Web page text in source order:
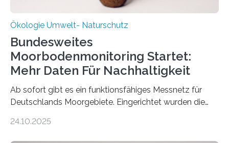
Ökologie Umwelt- Naturschutz
Bundesweites
Moorbodenmonitoring Startet:
Mehr Daten Für Nachhaltigkeit
Ab sofort gibt es ein funktionsfähiges Messnetz für
Deutschlands Moorgebiete. Eingerichtet wurden die
vergangenen fünf Jahren von Wissenschaftlerinnen
24.10.2025